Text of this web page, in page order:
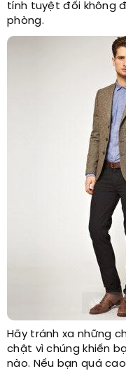
tính tuyệt đối không
phòng.
Hãy tránh xa những
chật vì chúng khiến
nào. Nếu bạn quá